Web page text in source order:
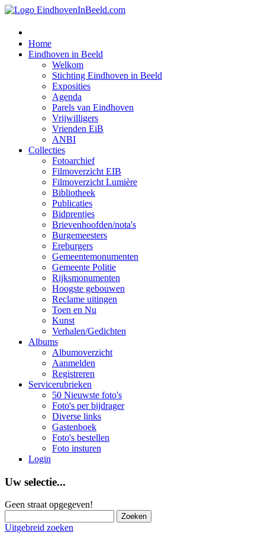
Home
Eindhoven in Beeld
Welkom
Stichting Eindhoven in Beeld
Exposities
Agenda
Parels van Eindhoven
Vrijwilligers
Vrienden EiB
ANBI
Collecties
Fotoarchief
Filmoverzicht EIB
Filmoverzicht Lumière
Bibliotheek
Publicaties
Bidprentjes
Brievenhoofden/nota's
Burgemeesters
Ereburgers
Gemeentemonumenten
Gemeente Politie
Rijksmonumenten
Hoogste gebouwen
Reclame uitingen
Toen en Nu
Kunst
Verhalen/Gedichten
Albums
Albumoverzicht
Aanmelden
Registreren
Servicerubrieken
50 Nieuwste foto's
Foto's per bijdrager
Diverse links
Gastenboek
Foto's bestellen
Foto insturen
Login
Uw selectie...
Geen straat opgegeven!
Uitgebreid zoeken